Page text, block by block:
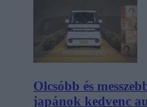
Olcsóbb és
japánok kedvenc